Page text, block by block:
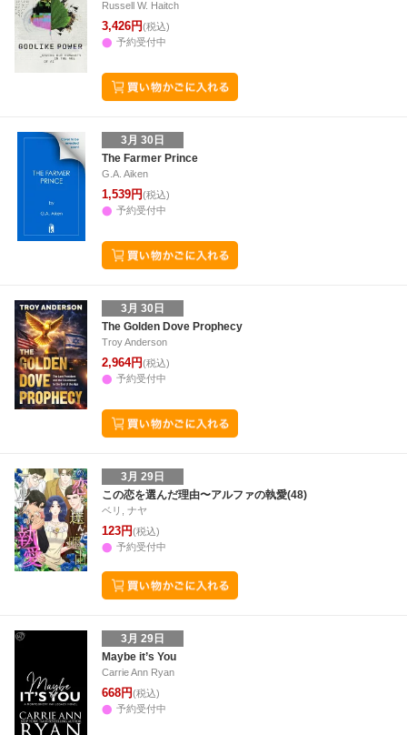
Russell W. Haitch
3,426円(税込)
予約受付中
3月 30日
The Farmer Prince
G.A. Aiken
1,539円(税込)
予約受付中
3月 30日
The Golden Dove Prophecy
Troy Anderson
2,964円(税込)
予約受付中
3月 29日
この恋を選んだ理由〜アルファの執愛(48)
ベリ, ナヤ
123円(税込)
予約受付中
3月 29日
Maybe it’s You
Carrie Ann Ryan
668円(税込)
予約受付中